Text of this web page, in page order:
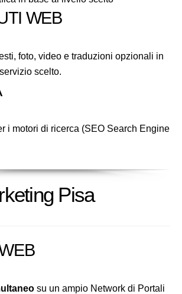
WEB
foto, video e traduzioni opzionali in
scelto.
i motori di ricerca (SEO Search Engine
Pisa
su un ampio Network di Portali